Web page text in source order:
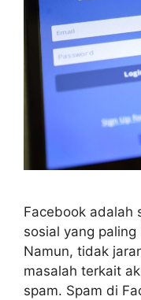
Facebook adalah
sosial yang
Namun, tidak
masalah terkait
spam. Spam di